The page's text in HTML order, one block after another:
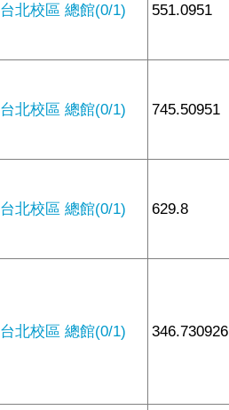
台北校區 總館(0/1) 551.0951
台北校區 總館(0/1) 745.50951
台北校區 總館(0/1) 629.8
台北校區 總館(0/1) 346.730926